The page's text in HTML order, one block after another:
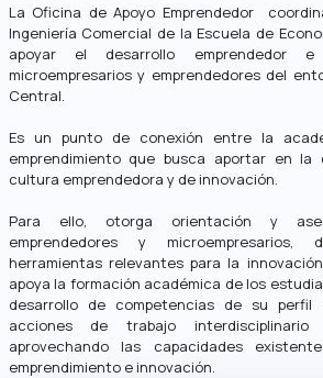
La Oficina de Apoyo Emprendedor
Ingeniería Comercial de la Escuela de
apoyar el desarrollo emprendedor
microempresarios y emprendedores del
Central.
Es un punto de conexión entre la
emprendimiento que busca aportar en la
cultura emprendedora y de innovación.
Para ello, otorga orientación y
emprendedores y
herramientas relevantes para la
apoya la formación académica de los
desarrollo de competencias de su
acciones de trabajo
aprovechando las capacidades
emprendimiento e innovación.